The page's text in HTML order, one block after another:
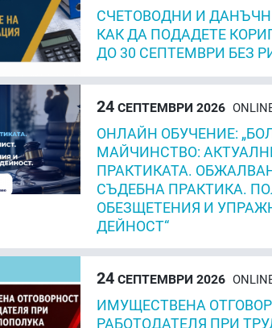
СЧЕТОВОДНИ И
КАК ДА ПОДАДЕТЕ
ДО 30 СЕПТЕМВРИ БЕЗ
24СЕПТЕМВРИ 2026
ОНЛАЙН ОБУЧЕНИЕ:
МАЙЧИНСТВО:
ПРАКТИКАТА.
СЪДЕБНА ПРАКТИКА.
ОБЕЗЩЕТЕНИЯ И
ДЕЙНОСТ“
24СЕПТЕМВРИ 2026
ИМУЩЕСТВЕНА
РАБОТОДАТЕЛЯ ПРИ